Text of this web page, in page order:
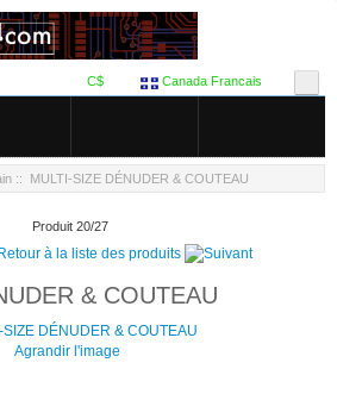
Canada Francais
C$
:: MULTI-SIZE DÉNUDER & COUTEAU
Produit 20/27
& COUTEAU
Agrandir l'image